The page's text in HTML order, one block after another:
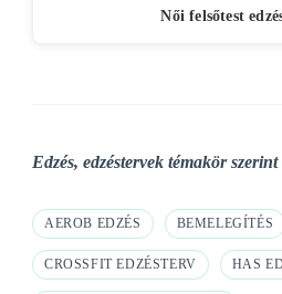
Női felsőtest
Edzés, edzéstervek témakör szerint
AEROB EDZÉS BEMELEGÍTÉS
CROSSFIT EDZÉSTERV HAS